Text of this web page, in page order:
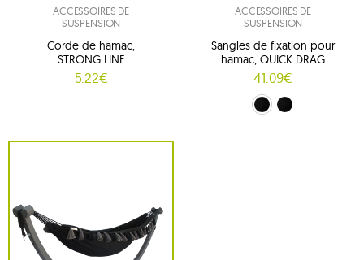
ACCESSOIRES DE
SUSPENSION
Corde de hamac,
STRONG LINE
5.22€
ACCESSOIRES DE
SUSPENSION
Sangles de fixation pour
hamac, QUICK DRAG
41.09€
noir (250 cm)
noir (350 cm)